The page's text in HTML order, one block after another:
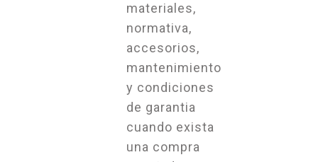
materiales,
normativa,
accesorios,
mantenimiento
y condiciones
de garantia
cuando exista
una compra